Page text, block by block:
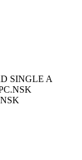
SINGLE A